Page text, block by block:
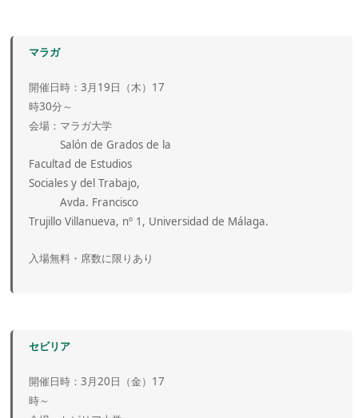
マラガ
開催日時：3月19日（木）17
時30分～
会場：マラガ大学
Salón de Grados de la
Facultad de Estudios
Sociales y del Trabajo,
Avda. Francisco
Trujillo Villanueva, nº 1, Universidad de Málaga.
入場無料・席数に限りあり
セビリア
開催日時：3月20日（金）17
時～